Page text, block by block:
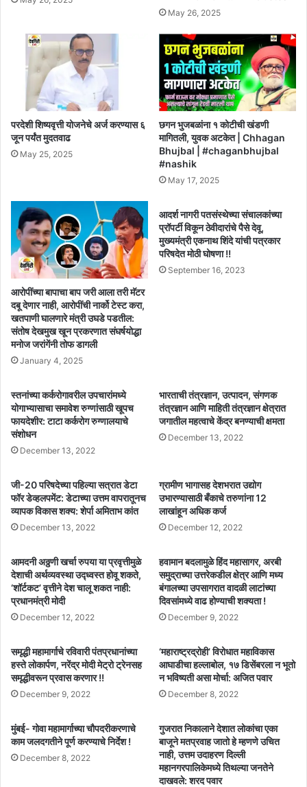
May 26, 2025
परदेशी शिष्यवृत्ती योजनेचे अर्ज करण्यास ६
जून पर्यंत मुदतवाढ
May 25, 2025
छगन भुजबळांना १ कोटीची खंडणी
मागितली, युवक अटकेत | Chhagan
Bhujbal | #chaganbhujbal
#nashik
May 17, 2025
आरोपींच्या बापाचा बाप जरी आला तरी मॅटर
दबू देणार नाही, आरोपींची नार्को टेस्ट करा,
खतपाणी घालणारे मंत्री उघडे पडतील:
संतोष देखमुख खून प्रकरणात संघर्षयोद्धा
मनोज जरांगेंनी तोफ डागली
January 4, 2025
आदर्श नागरी पतसंस्थेच्या संचालकांच्या
प्रॉपर्टी विकून ठेवीदारांचे पैसे देवू,
मुख्यमंत्री एकनाथ शिंदे यांची पत्रकार
परिषदेत मोठी घोषणा !!
September 16, 2023
स्तनांच्या कर्करोगावरील उपचारांमध्ये
योगाभ्यासाचा समावेश रुग्णांसाठी खूपच
फायदेशीर: टाटा कर्करोग रुग्णालयाचे
संशोधन
December 13, 2022
भारताची तंत्रज्ञान, उत्पादन, संगणक
तंत्रज्ञान आणि माहिती तंत्रज्ञान क्षेत्रात
जगातील महत्वाचे केंद्र बनण्याची क्षमता
December 13, 2022
जी-20 परिषदेच्या पहिल्या सत्रात डेटा
फॉर डेव्हलपमेंट: डेटाच्या उत्तम वापरातूनच
व्यापक विकास शक्य: शेर्पा अमिताभ कांत
December 13, 2022
ग्रामीण भागासह देशभरात उद्योग
उभारण्यासाठी बँकाचे तरुणांना 12
लाखांहून अधिक कर्ज
December 12, 2022
आमदनी अठ्ठणी खर्चा रुपया या प्रवृत्तीमुळे
देशाची अर्थव्यवस्था उद्ध्वस्त होवू शकते,
‘शॉर्टकट’ वृत्तीने देश चालू शकत नाही:
प्रधानमंत्री मोदी
December 12, 2022
हवामान बदलामुळे हिंद महासागर, अरबी
समुद्राच्या उत्तरेकडील क्षेत्र आणि मध्य
बंगालच्या उपसागरात वादळी लाटांच्या
दिवसांमध्ये वाढ होण्याची शक्यता !
December 9, 2022
समृद्धी महामार्गाचे रविवारी पंतप्रधानांच्या
हस्ते लोकार्पण, नरेंद्र मोदी मेट्रो ट्रेनसह
समृद्धीवरून प्रवास करणार !!
December 9, 2022
‘महाराष्ट्रद्रोही’ विरोधात महाविकास
आघाडीचा हल्लाबोल, १७ डिसेंबरला न भूतो
न भविष्यती असा मोर्चा: अजित पवार
December 8, 2022
मुंबई- गोवा महामार्गाच्या चौपदरीकरणाचे
काम जलदगतीने पूर्ण करण्याचे निर्देश !
December 8, 2022
गुजरात निकालाने देशात लोकांचा एका
बाजूने मतप्रवाह जातो हे म्हणणे उचित
नाही, उत्तम उदाहरण दिल्ली
महानगरपालिकेमध्ये तिथल्या जनतेने
दाखवले: शरद पवार